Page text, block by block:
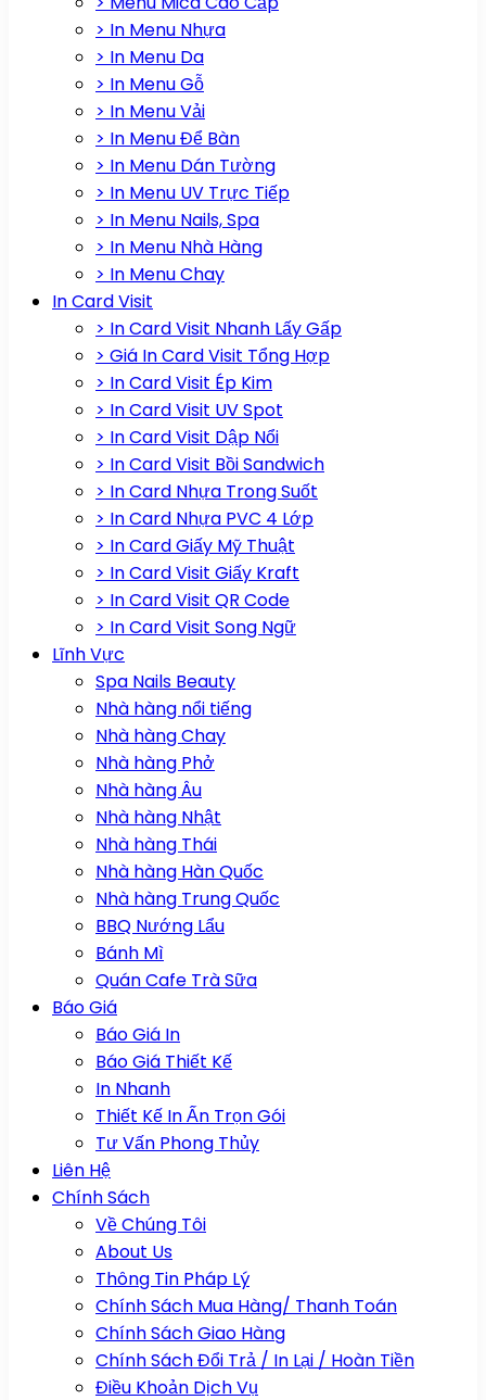
> In Menu Nhựa
> In Menu Da
> In Menu Gỗ
> In Menu Vải
> In Menu Để Bàn
> In Menu Dán Tường
> In Menu UV Trực Tiếp
> In Menu Nails, Spa
> In Menu Nhà Hàng
> In Menu Chay
In Card Visit
> In Card Visit Nhanh Lấy Gấp
> Giá In Card Visit Tổng Hợp
> In Card Visit Ép Kim
> In Card Visit UV Spot
> In Card Visit Dập Nổi
> In Card Visit Bồi Sandwich
> In Card Nhựa Trong Suốt
> In Card Nhựa PVC 4 Lớp
> In Card Giấy Mỹ Thuật
> In Card Visit Giấy Kraft
> In Card Visit QR Code
> In Card Visit Song Ngữ
Lĩnh Vực
Spa Nails Beauty
Nhà hàng nổi tiếng
Nhà hàng Chay
Nhà hàng Phở
Nhà hàng Âu
Nhà hàng Nhật
Nhà hàng Thái
Nhà hàng Hàn Quốc
Nhà hàng Trung Quốc
BBQ Nướng Lẩu
Bánh Mì
Quán Cafe Trà Sữa
Báo Giá
Báo Giá In
Báo Giá Thiết Kế
In Nhanh
Thiết Kế In Ấn Trọn Gói
Tư Vấn Phong Thủy
Liên Hệ
Chính Sách
Về Chúng Tôi
About Us
Thông Tin Pháp Lý
Chính Sách Mua Hàng/ Thanh Toán
Chính Sách Giao Hàng
Chính Sách Đổi Trả / In Lại / Hoàn Tiền
Điều Khoản Dịch Vụ